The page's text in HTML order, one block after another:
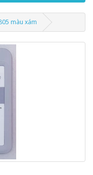
màu xám